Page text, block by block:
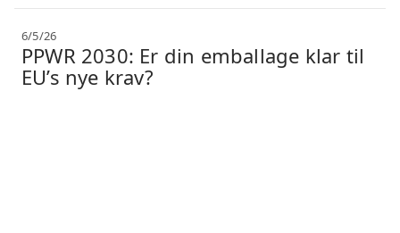
6/5/26
PPWR 2030: Er din emballage klar til
EU’s nye krav?